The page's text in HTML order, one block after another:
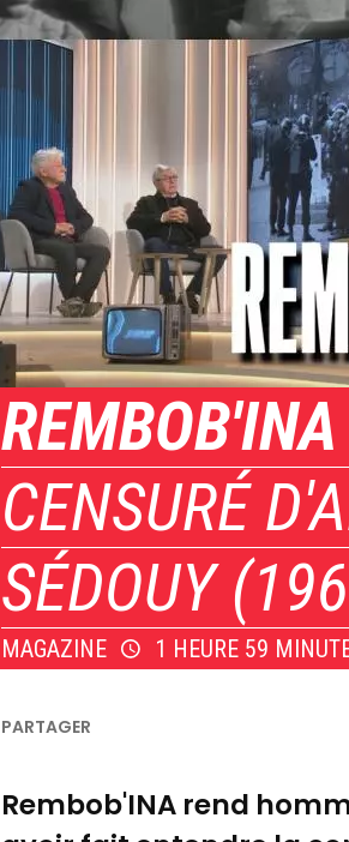
REMBOB'INA
CENSURÉ
SÉDOUY
MAGAZINE 1 HEURE 59
Rembob'INA rend